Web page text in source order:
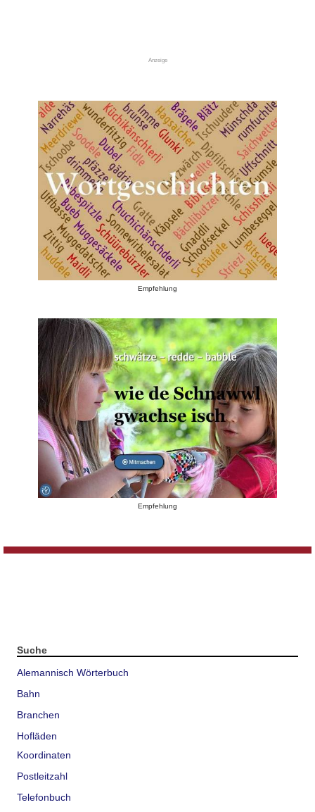
Anzeige
Empfehlung
Empfehlung
Suche
Alemannisch Wörterbuch
Bahn
Branchen
Hofläden
Koordinaten
Postleitzahl
Telefonbuch